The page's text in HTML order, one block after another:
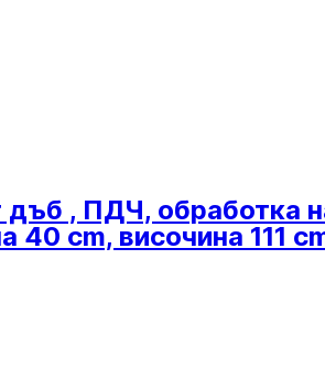
, ПДЧ, oбработка
40 cm, височина 111